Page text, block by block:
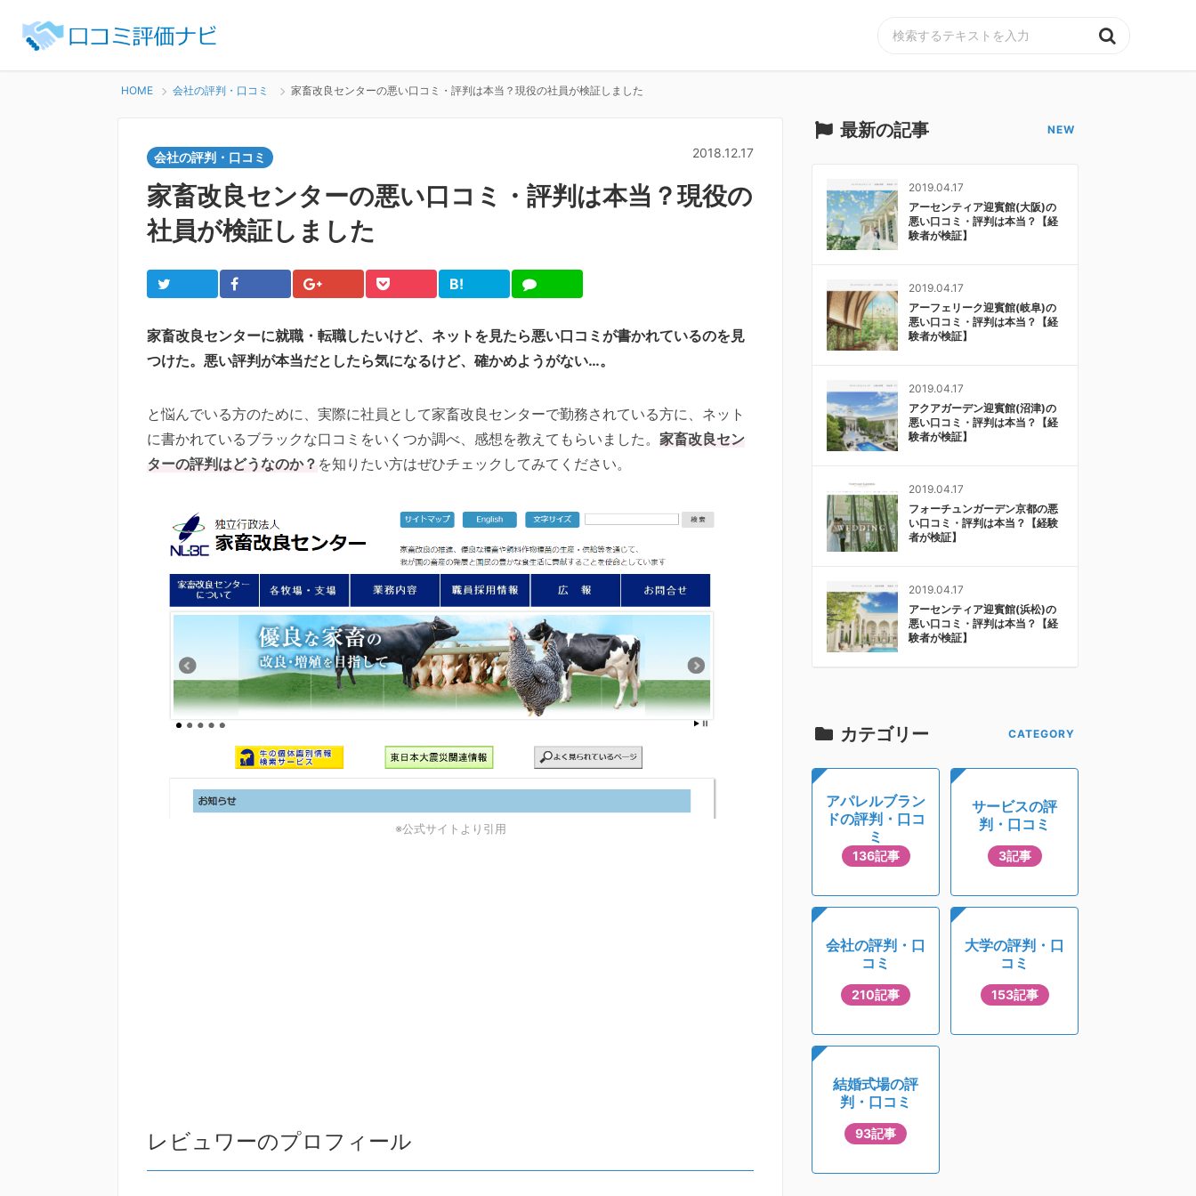
HOME 会社の評判・口コミ 家畜改良センターの悪い口コミ・評判は本当？現役の社員が検証しました
会社の評判・口コミ 2018.12.17
家畜改良センターの悪い口コミ・評判は本当？現役の
社員が検証しました
Twitter Facebook Google+ Pocket
B!
は
LINE
家畜改良センターに就職・転職したいけど、ネットを見たら悪い口コミが書かれているのを見
つけた。悪い評判が本当だとしたら気になるけど、確かめようがない…。
と悩んでいる方のために、実際に社員として家畜改良センターで勤務されている方に、ネット
に書かれているブラックな口コミをいくつか調べ、感想を教えてもらいました。 家畜改良セン
ターの評判はどうなのか？ を知りたい方はぜひチェックしてみてください。
※公式サイトより引用
レビュワーのプロフィール
最新の記事
2019.04.17
アーセンティア迎賓館(大阪)の
悪い口コミ・評判は本当？【経
験者が検証】
2019.04.17
アーフェリーク迎賓館(岐阜)の
悪い口コミ・評判は本当？【経
験者が検証】
2019.04.17
アクアガーデン迎賓館(沼津)の
悪い口コミ・評判は本当？【経
験者が検証】
2019.04.17
フォーチュンガーデン京都の悪
い口コミ・評判は本当？【経験
者が検証】
2019.04.17
アーセンティア迎賓館(浜松)の
悪い口コミ・評判は本当？【経
験者が検証】
カテゴリー
アパレルブラン
ドの評判・口コ
ミ
136記事
サービスの評
判・口コミ
3記事
会社の評判・口
コミ
210記事
大学の評判・口
コミ
153記事
結婚式場の評
判・口コミ
93記事